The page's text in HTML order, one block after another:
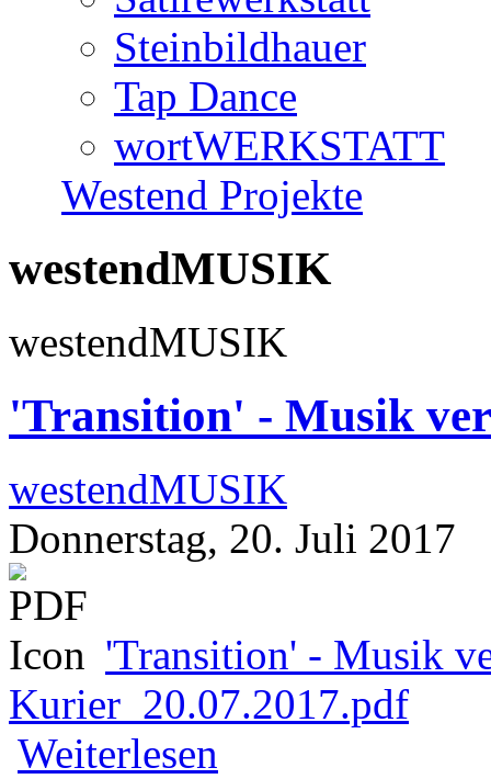
Steinbildhauer
Tap Dance
wortWERKSTATT
Westend Projekte
westendMUSIK
westendMUSIK
'Transition' - Musik
westendMUSIK
Donnerstag, 20. Juli 2017
'Transition' - Musik
Kurier_20.07.2017.pdf
Weiterlesen